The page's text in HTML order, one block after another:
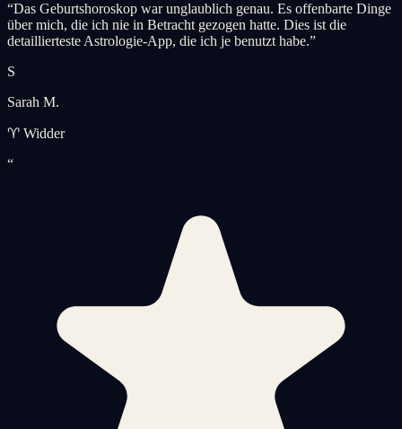
“Das Geburtshoroskop war unglaublich genau. Es offenbarte Dinge
über mich, die ich nie in Betracht gezogen hatte. Dies ist die
detaillierteste Astrologie-App, die ich je benutzt habe.”
S
Sarah M.
♈ Widder
“